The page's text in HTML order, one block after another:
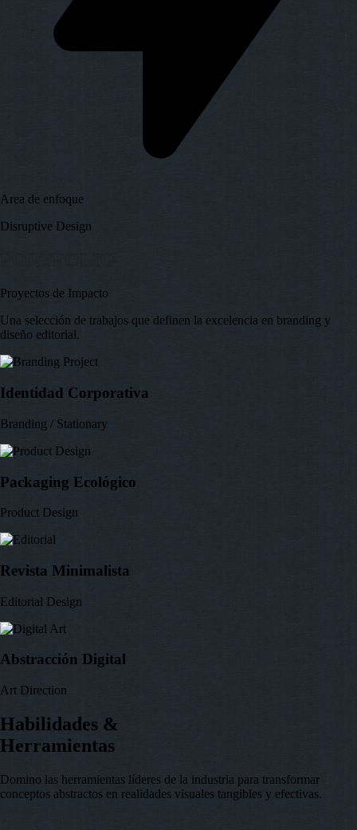
Area de enfoque
Disruptive Design
Proyectos de Impacto
Una selección de trabajos que definen la excelencia en branding y
diseño editorial.
Identidad Corporativa
Branding / Stationary
Packaging Ecológico
Product Design
Revista Minimalista
Editorial Design
Abstracción Digital
Art Direction
Habilidades &
Herramientas
Domino las herramientas líderes de la industria para transformar
conceptos abstractos en realidades visuales tangibles y efectivas.